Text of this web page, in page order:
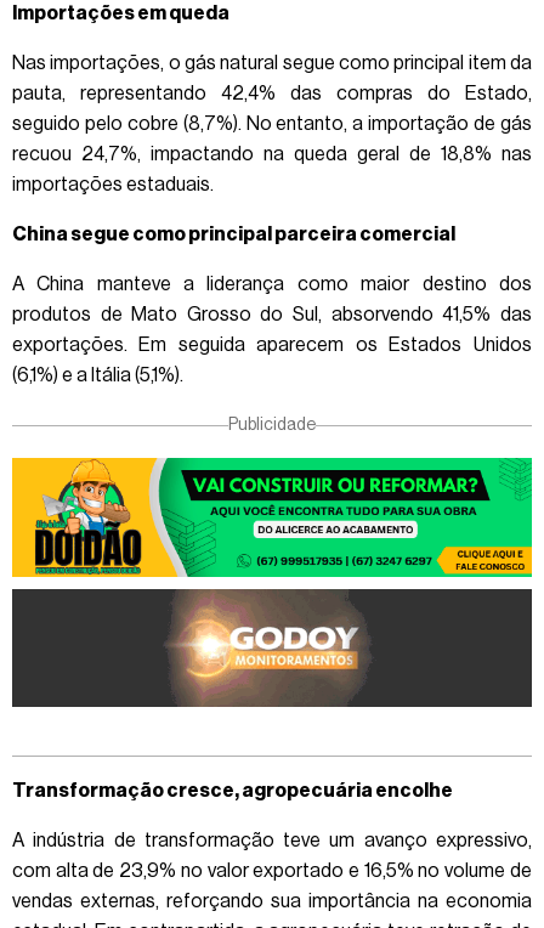
Importações em queda
Nas importações, o gás natural segue como principal item da
pauta, representando 42,4% das compras do Estado,
seguido pelo cobre (8,7%). No entanto, a importação de gás
recuou 24,7%, impactando na queda geral de 18,8% nas
importações estaduais.
China segue como principal parceira comercial
A China manteve a liderança como maior destino dos
produtos de Mato Grosso do Sul, absorvendo 41,5% das
exportações. Em seguida aparecem os Estados Unidos
(6,1%) e a Itália (5,1%).
Publicidade
Transformação cresce, agropecuária encolhe
A indústria de transformação teve um avanço expressivo,
com alta de 23,9% no valor exportado e 16,5% no volume de
vendas externas, reforçando sua importância na economia